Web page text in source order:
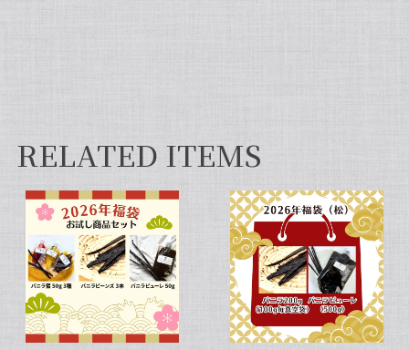
セット タヒチ種 + ブルボン種 10本 サイズだけ訳あり バニラビーンズ VANILLA VILLAGE
2026/01/28
【スタンドパック※通常サイズ】完全無添加・天然バニラ蜜_送料無料（200g）/バニラシロップ/シロップ/バニラビーンズ/製菓材料/バニラペースト/バニラエッセンス/ギフト
2025/05/31
RELATED ITEMS